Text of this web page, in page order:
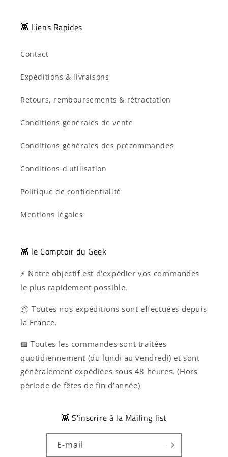
👾 Liens Rapides
Contact
Expéditions & livraisons
Retours, remboursements & rétractation
Conditions générales de vente
Conditions générales des précommandes
Conditions d'utilisation
Politique de confidentialité
Mentions légales
👾 le Comptoir du Geek
⚡ Notre objectif est d'expédier vos commandes
le plus rapidement possible.
📦 Toutes nos expéditions sont effectuées depuis
la France.
📅 Toutes les commandes sont traitées
quotidiennement (du lundi au vendredi) et sont
généralement expédiées sous 48 heures. (Hors
période de fêtes de fin d’année)
👾 S'inscrire à la Mailing list
E-mail